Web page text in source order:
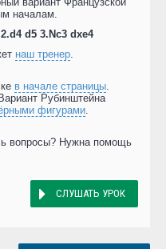
началам.
d5 3.Nc3 dxe4
наш тренер.
в начале страницы.
Рубинштейна
фигурами.
вопросы? Нужна помощь
СЛУШАТЬ УРОК